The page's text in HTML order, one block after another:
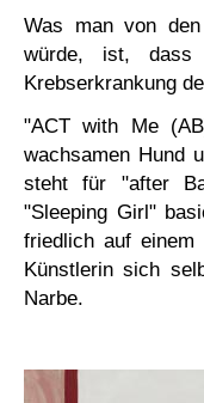
Was man von
würde, ist, dass
Krebserkrankung
"ACT with Me
wachsamen Hund
steht für "after
"Sleeping Girl"
friedlich auf
Künstlerin sich
Narbe.